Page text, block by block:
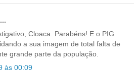
Cloaca. Parabéns! E o PIG
a sua imagem de total falta de
grande parte da população.
às 00:09